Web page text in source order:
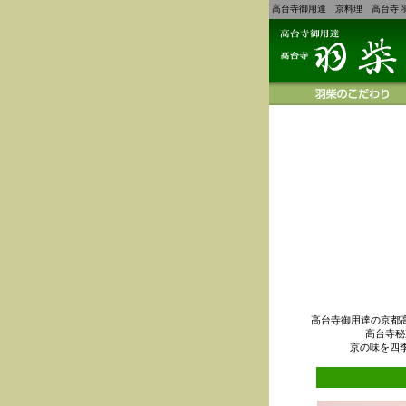
高台寺御用達 京料理 高台寺
高台寺御用達の京都
高台寺
京の味を四